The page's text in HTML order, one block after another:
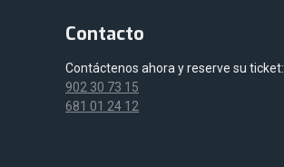
Contacto
Contáctenos ahora y reserve su ticket:
902 30 73 15
681 01 24 12